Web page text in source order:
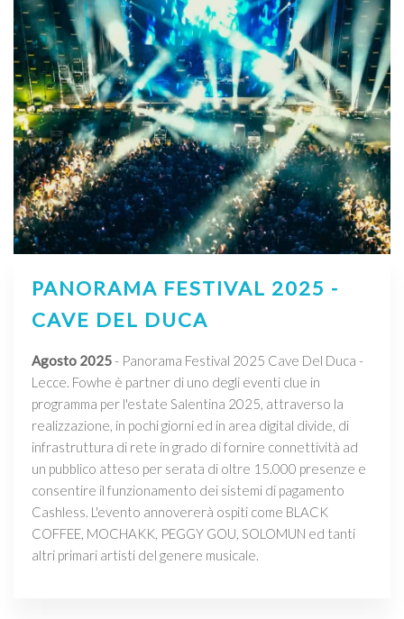
PANORAMA FESTIVAL 2025 -
CAVE DEL DUCA
Agosto 2025- Panorama Festival 2025 Cave Del Duca -
Lecce. Fowhe è partner di uno degli eventi clue in
programma per l'estate Salentina 2025, attraverso la
realizzazione, in pochi giorni ed in area digital divide, di
infrastruttura di rete in grado di fornire connettività ad
un pubblico atteso per serata di oltre 15.000 presenze e
consentire il funzionamento dei sistemi di pagamento
Cashless. L'evento annovererà ospiti come BLACK
COFFEE, MOCHAKK, PEGGY GOU, SOLOMUN ed tanti
altri primari artisti del genere musicale.